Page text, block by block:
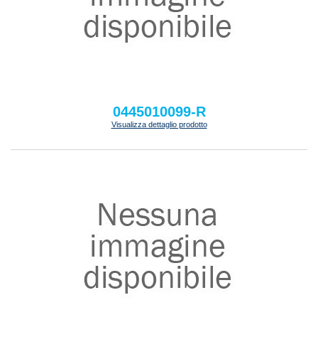
0445010099-R
Visualizza dettaglio prodotto